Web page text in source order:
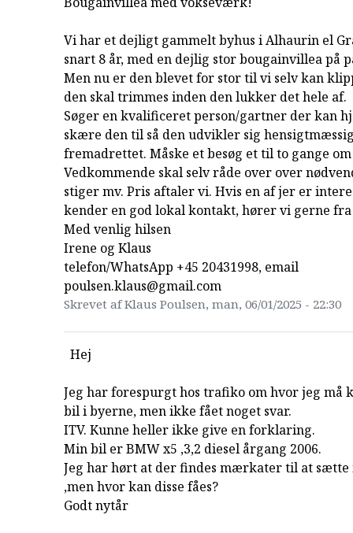
Vi har et dejligt gammelt byhus i Alhaurin el
snart 8 år, med en dejlig stor bougainvillea på
Men nu er den blevet for stor til vi selv kan
den skal trimmes inden den lukker det hele af.
Søger en kvalificeret person/gartner der kan
skære den til så den udvikler sig
fremadrettet. Måske et besøg et til to gange
Vedkommende skal selv råde over over
stiger mv. Pris aftaler vi. Hvis en af jer er
kender en god lokal kontakt, hører vi gerne
Med venlig hilsen
Irene og Klaus
telefon/WhatsApp +45 20431998, email
poulsen.klaus@gmail.com
Skrevet af Klaus Poulsen, man, 06/01/2025 - 22:30
Hej
Jeg har forespurgt hos trafiko om hvor jeg må
bil i byerne, men ikke fået noget svar.
ITV. Kunne heller ikke give en forklaring.
Min bil er BMW x5 ,3,2 diesel årgang 2006.
Jeg har hørt at der findes mærkater til at
,men hvor kan disse fåes?
Godt nytår